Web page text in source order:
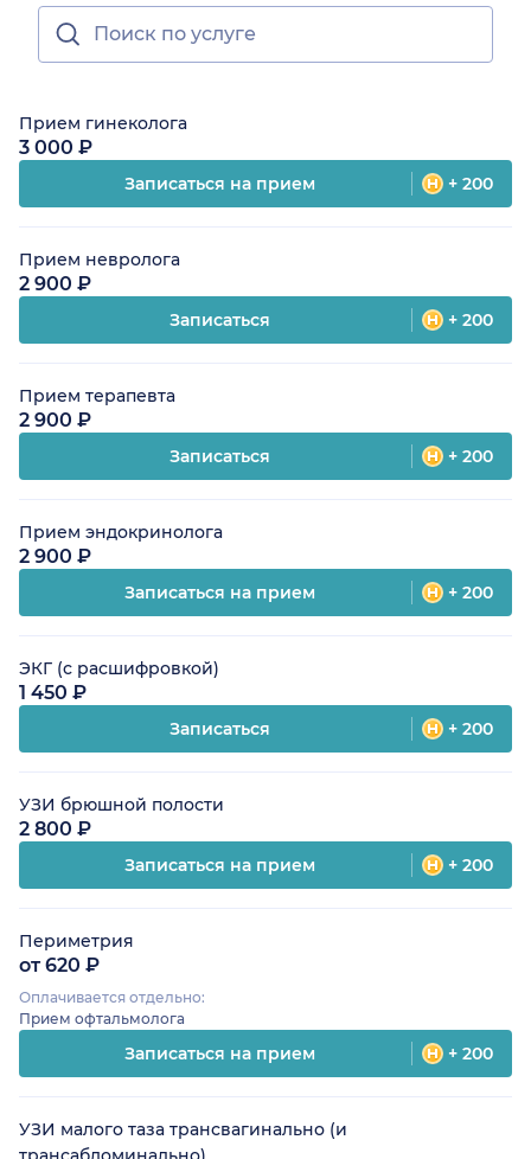
Прием гинеколога
3 000 ₽
Записаться на прием + 200
Прием невролога
2 900 ₽
Записаться + 200
Прием терапевта
2 900 ₽
Записаться + 200
Прием эндокринолога
2 900 ₽
Записаться на прием + 200
ЭКГ (с расшифровкой)
1 450 ₽
Записаться + 200
УЗИ брюшной полости
2 800 ₽
Записаться на прием + 200
Периметрия
от 620 ₽
Оплачивается отдельно:
Прием офтальмолога
Записаться на прием + 200
УЗИ малого таза трансвагинально (и